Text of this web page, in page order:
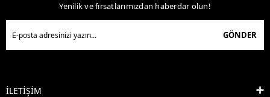
Yenilik ve fırsatlarımızdan haberdar olun!
GÖNDER
İLETİŞİM